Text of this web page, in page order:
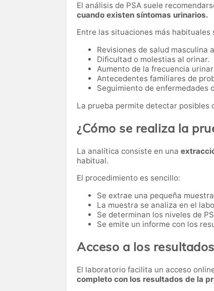
El análisis de PSA suele
cuando existen síntomas urinarios.
Entre las situaciones más habituales
Revisiones de salud masculina
Dificultad o molestias al orinar.
Aumento de la frecuencia
Antecedentes familiares de
Seguimiento de enfermedades
La prueba permite detectar posibles
¿Cómo se realiza la
La analítica consiste en una
habitual.
El procedimiento es sencillo:
Se extrae una pequeña
La muestra se analiza en el
Se determinan los niveles de
Se emite un informe con los
Acceso a los resultados
El laboratorio facilita un acceso
completo con los resultados de la